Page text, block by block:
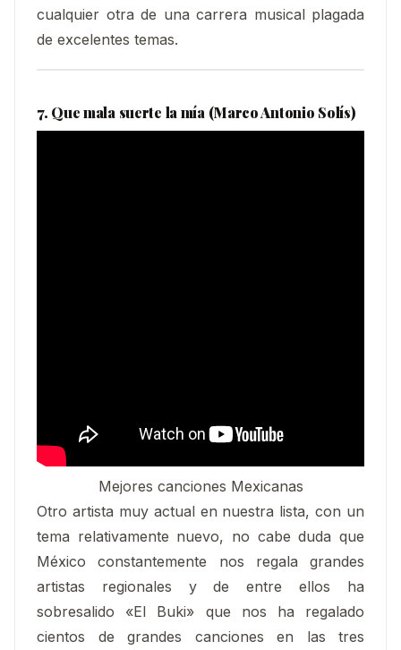
cualquier otra de una carrera musical plagada
de excelentes temas.
7. Que mala suerte la mía (Marco Antonio Solís)
Mejores canciones Mexicanas
Otro artista muy actual en nuestra lista, con un
tema relativamente nuevo, no cabe duda que
México constantemente nos regala grandes
artistas regionales y de entre ellos ha
sobresalido «El Buki» que nos ha regalado
cientos de grandes canciones en las tres